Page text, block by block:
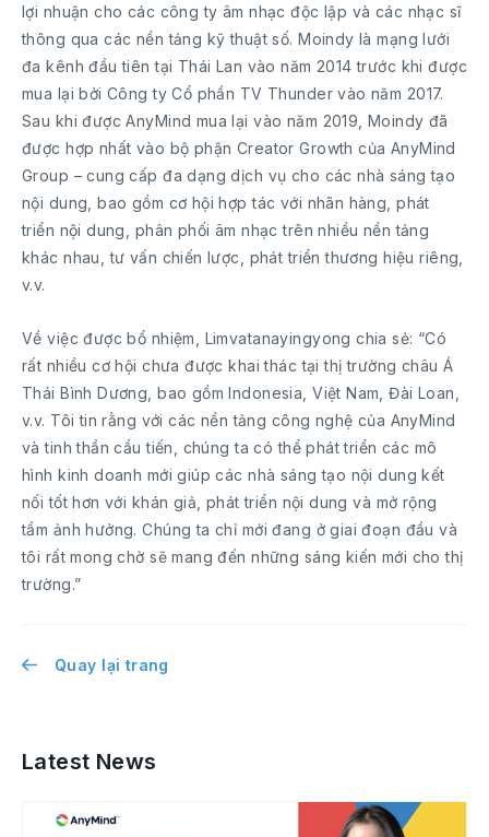
lợi nhuận cho các công ty âm nhạc độc lập và các nhạc sĩ
thông qua các nền tảng kỹ thuật số. Moindy là mạng lưới
đa kênh đầu tiên tại Thái Lan vào năm 2014 trước khi được
mua lại bởi Công ty Cổ phần TV Thunder vào năm 2017.
Sau khi được AnyMind mua lại vào năm 2019, Moindy đã
được hợp nhất vào bộ phận Creator Growth của AnyMind
Group – cung cấp đa dạng dịch vụ cho các nhà sáng tạo
nội dung, bao gồm cơ hội hợp tác với nhãn hàng, phát
triển nội dung, phân phối âm nhạc trên nhiều nền tảng
khác nhau, tư vấn chiến lược, phát triển thương hiệu riêng,
v.v.
Về việc được bổ nhiệm, Limvatanayingyong chia sẻ: “Có
rất nhiều cơ hội chưa được khai thác tại thị trường châu Á
Thái Bình Dương, bao gồm Indonesia, Việt Nam, Đài Loan,
v.v. Tôi tin rằng với các nền tảng công nghệ của AnyMind
và tinh thần cầu tiến, chúng ta có thể phát triển các mô
hình kinh doanh mới giúp các nhà sáng tạo nội dung kết
nối tốt hơn với khán giả, phát triển nội dung và mở rộng
tầm ảnh hưởng. Chúng ta chỉ mới đang ở giai đoạn đầu và
tôi rất mong chờ sẽ mang đến những sáng kiến mới cho thị
trường.”
Quay lại trang
Latest News